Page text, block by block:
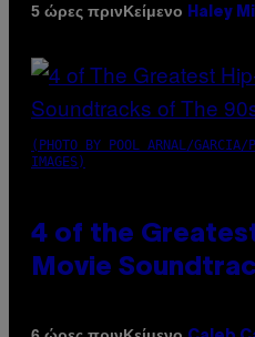
5 ώρες πρινΚείμενο Haley
(PHOTO BY POOL ARNAL/GARCIA/
IMAGES)
4 of the
Movie